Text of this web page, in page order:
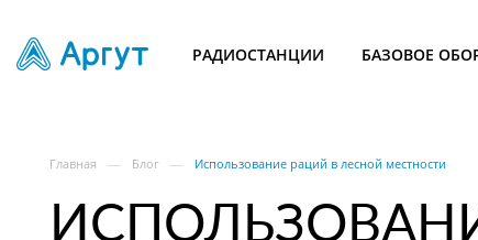
РАДИОСТАНЦИИ БАЗОВОЕ
Главная — Блог — Использование раций в лесной местности